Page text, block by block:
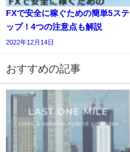
FXで安全に稼ぐための簡単5ステ
ップ！4つの注意点も解説
2022年12月14日
おすすめの記事